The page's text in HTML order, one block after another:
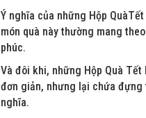
Ý nghĩa của những Hộp
món quà này thường mang
phúc.
Và đôi khi, những Hộp Quà
đơn giản, nhưng lại chứa đựng
nghĩa.